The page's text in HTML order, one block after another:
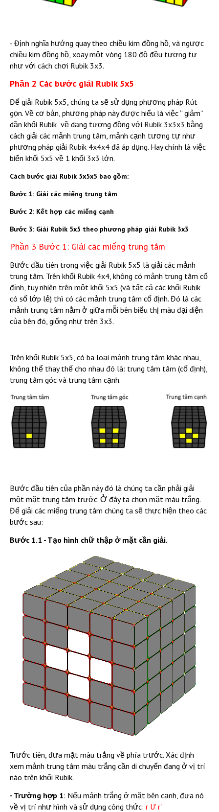
- Định nghĩa hướng quay theo chiều kim đồng hồ, và ngược
chiều kim đồng hồ, xoay một vòng 180 độ đều tương tự
như với cách chơi Rubik 3x3.
Phần 2 Các bước giải Rubik 5x5
Để giải Rubik 5x5, chúng ta sẽ sử dụng phương pháp Rút
gọn. Về cơ bản, phương pháp này được hiểu là việc “ giảm”
dần khối Rubik về dạng tương đồng với Rubik 3x3x3 bằng
cách giải các mảnh trung tâm, mảnh cạnh tương tự như
phương pháp giải Rubik 4x4x4 đã áp dụng. Hay chính là việc
biến khối 5x5 về 1 khối 3x3 lớn.
Cách bước giải Rubik 5x5x5 bao gồm:
Bước 1: Giải các miếng trung tâm
Bước 2: Kết hợp các miếng cạnh
Bước 3: Giải Rubik 5x5 theo phương pháp giải Rubik 3x3
Phần 3 Bước 1: Giải các miếng trung tâm
Bước đầu tiên trong việc giải Rubik 5x5 là giải các mảnh
trung tâm. Trên khối Rubik 4x4, không có mảnh trung tâm cố
định, tuy nhiên trên một khối 5x5 (và tất cả các khối Rubik
có số lớp lẻ) thì có các mảnh trung tâm cố định. Đó là các
mảnh trung tâm nằm ở giữa mỗi bên biểu thị màu đại diện
của bên đó, giống như trên 3x3.
Trên khối Rubik 5x5, có ba loại mảnh trung tâm khác nhau,
không thể thay thế cho nhau đó là: trung tâm tâm (cố định),
trung tâm góc và trung tâm cạnh.
Bước đầu tiên của phần này đó là chúng ta cần phải giải
một mặt trung tâm trước. Ở đây ta chọn mặt màu trắng.
Để giải các miếng trung tâm chúng ta sẽ thực hiện theo các
bước sau:
Bước 1.1 - Tạo hình chữ thập ở mặt cần giải.
Trước tiên, đưa mặt màu trắng về phía trước. Xác định
xem mảnh trung tâm màu trắng cần di chuyển đang ở vị trí
nào trên khối Rubik.
- Trường hợp 1: Nếu mảnh trắng ở mặt bên cạnh, đưa nó
về vị trí như hình và sử dụng công thức: r U' r'